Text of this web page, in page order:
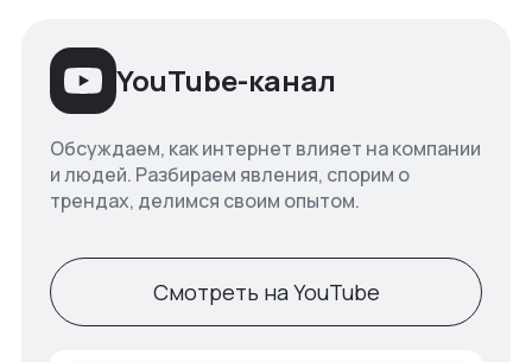
YouTube-канал
Обсуждаем, как интернет влияет на компании
и людей. Разбираем явления, спорим о
трендах, делимся своим опытом.
Смотреть на YouTube